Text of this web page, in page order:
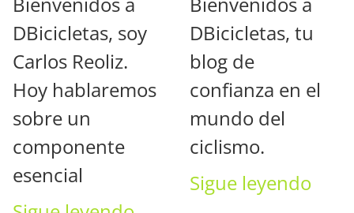
DBicicletas, soy
Carlos Reoliz.
Hoy hablaremos
sobre un
componente
esencial
DBicicletas, tu
blog de
confianza en el
mundo del
ciclismo.
Sigue leyendo